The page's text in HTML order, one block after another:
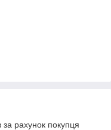
рахунок покупця